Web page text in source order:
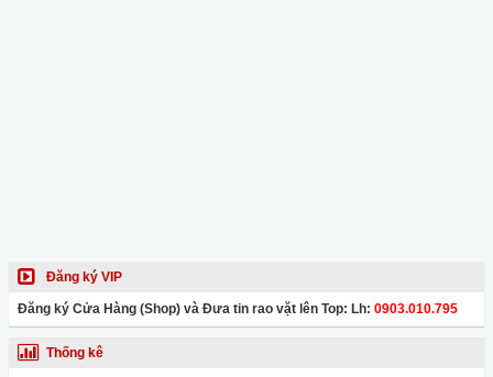
Đăng ký VIP
Đăng ký Cửa Hàng (Shop) và Đưa tin rao vặt lên Top: Lh: 0903.010.795
Thống kê